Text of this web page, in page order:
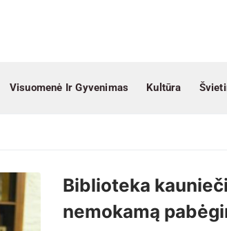
Visuomenė Ir Gyvenimas Kultūra
Biblioteka
nemokamą